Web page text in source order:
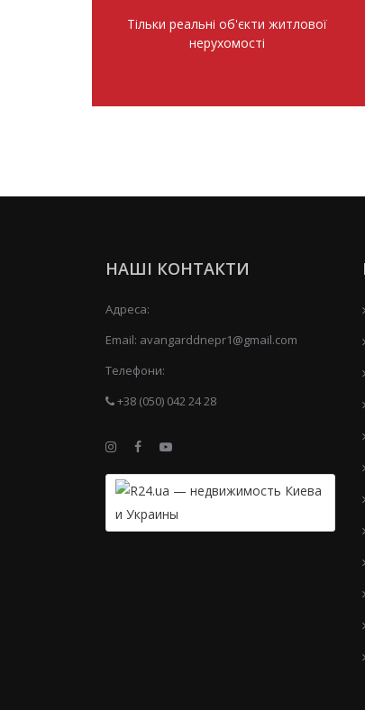
Тільки реальні об'єкти житлової
нерухомості
НАШІ КОНТАКТИ
Адреса:
Email: avangarddnepr1@gmail.com
Телефони:
+38 (050) 042 24 28